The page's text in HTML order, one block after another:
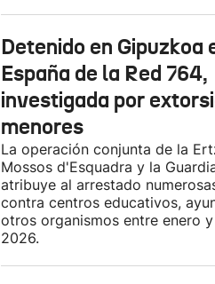
Detenido en Gipuzkoa
España de la Red 764,
investigada por
menores
La operación conjunta de la
Mossos d'Esquadra y la
atribuye al arrestado
contra centros educativos,
otros organismos entre enero
2026.